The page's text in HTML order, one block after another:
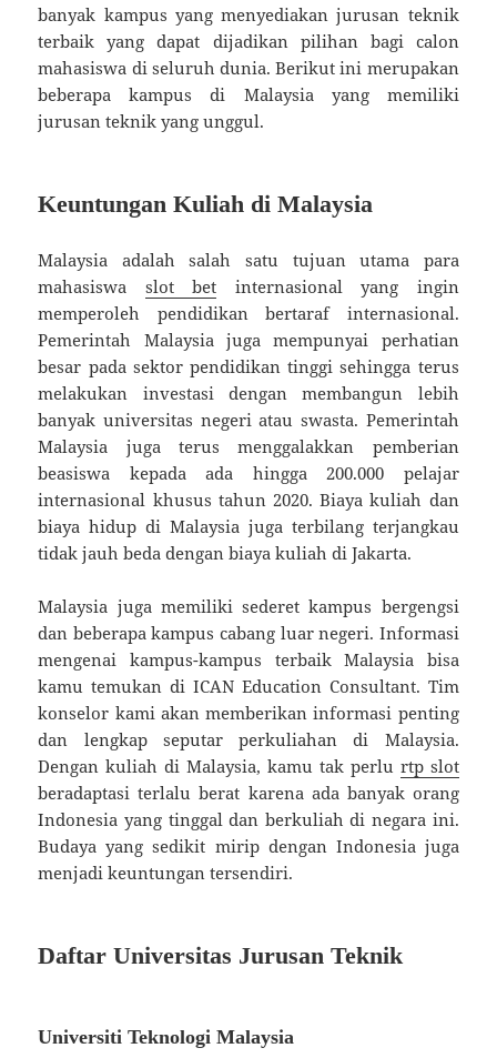
banyak kampus yang menyediakan jurusan teknik
terbaik yang dapat dijadikan pilihan bagi calon
mahasiswa di seluruh dunia. Berikut ini merupakan
beberapa kampus di Malaysia yang memiliki
jurusan teknik yang unggul.
Keuntungan Kuliah di Malaysia
Malaysia adalah salah satu tujuan utama para
mahasiswa slot bet internasional yang ingin
memperoleh pendidikan bertaraf internasional.
Pemerintah Malaysia juga mempunyai perhatian
besar pada sektor pendidikan tinggi sehingga terus
melakukan investasi dengan membangun lebih
banyak universitas negeri atau swasta. Pemerintah
Malaysia juga terus menggalakkan pemberian
beasiswa kepada ada hingga 200.000 pelajar
internasional khusus tahun 2020. Biaya kuliah dan
biaya hidup di Malaysia juga terbilang terjangkau
tidak jauh beda dengan biaya kuliah di Jakarta.
Malaysia juga memiliki sederet kampus bergengsi
dan beberapa kampus cabang luar negeri. Informasi
mengenai kampus-kampus terbaik Malaysia bisa
kamu temukan di ICAN Education Consultant. Tim
konselor kami akan memberikan informasi penting
dan lengkap seputar perkuliahan di Malaysia.
Dengan kuliah di Malaysia, kamu tak perlu rtp slot
beradaptasi terlalu berat karena ada banyak orang
Indonesia yang tinggal dan berkuliah di negara ini.
Budaya yang sedikit mirip dengan Indonesia juga
menjadi keuntungan tersendiri.
Daftar Universitas Jurusan Teknik
Universiti Teknologi Malaysia